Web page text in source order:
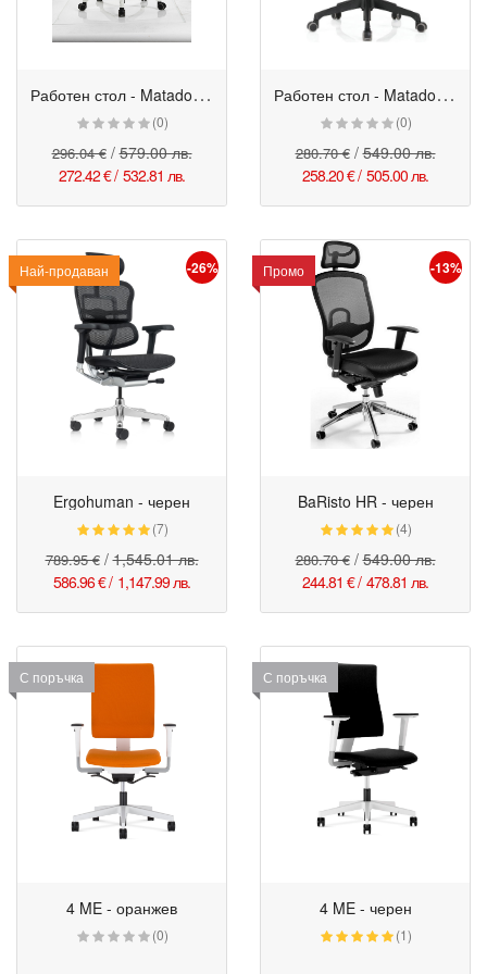
Р
аботен стол - Matador White HR син
(0)
296.04 €/579.00 лв.
272.42 €/ 532.81 лв.
Р
аботен стол - Matador HB черен
(0)
280.70 €/549.00 лв.
258.20 €/ 505.00 лв.
Промо
Най-продаван -26%
Ergohuman - черен
(7)
789.95 €/1,545.01 лв.
586.96 €/ 1,147.99 лв.
Промо -13%
BaRisto HR - черен
(4)
280.70 €/549.00 лв.
244.81 €/ 478.81 лв.
С поръчка
4 ME - оранжев
(0)
С поръчка
4 ME - черен
(1)